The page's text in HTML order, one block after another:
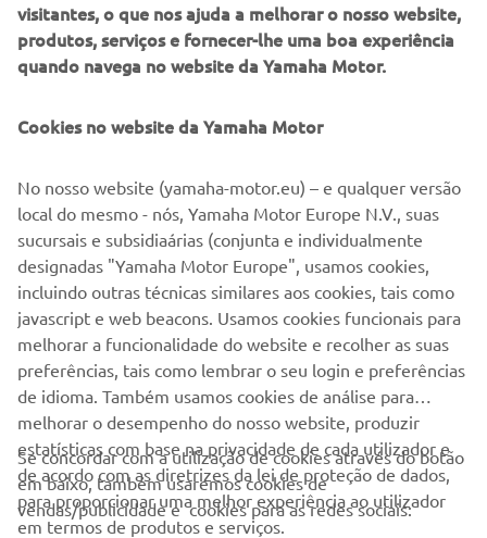
App My TMAX Connect
O My TMAX Connect dá aos condutores acesso a um
localizador de motos, para que possam localizar a sua
TMAX em qualquer altura e, se a moto for deslocada com
o motor desligado, o condutor recebe um alerta,
diretamente no seu telemóvel!
Ler mais
EMPRESA
visitantes, o que nos ajuda a melhorar o nosso website,
produtos, serviços e fornecer-lhe uma boa experiência
quando navega no website da Yamaha Motor.
Cookies no website da Yamaha Motor
No nosso website (yamaha-motor.eu) – e qualquer versão
local do mesmo - nós, Yamaha Motor Europe N.V., suas
sucursais e subsidiaárias (conjunta e individualmente
designadas "Yamaha Motor Europe", usamos cookies,
incluindo outras técnicas similares aos cookies, tais como
javascript e web beacons. Usamos cookies funcionais para
melhorar a funcionalidade do website e recolher as suas
preferências, tais como lembrar o seu login e preferências
de idioma. Também usamos cookies de análise para
melhorar o desempenho do nosso website, produzir
estatísticas com base na privacidade de cada utilizador e
de acordo com as diretrizes da lei de proteção de dados,
para proporcionar uma melhor experiência ao utilizador
em termos de produtos e serviços.
Se concordar com a utilização de cookies através do botão
em baixo, também usaremos cookies de
vendas/publicidade e cookies para as redes sociais: